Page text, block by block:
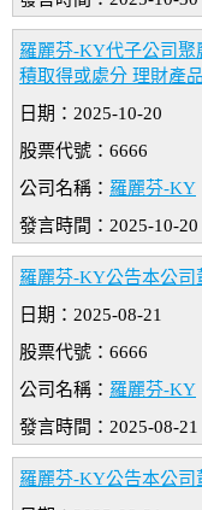
羅麗芬-KY代子公司聚
積取得或處分 理財產品
日期：2025-10-20
股票代號：6666
公司名稱： 羅麗芬-KY
發言時間：2025-10-20
羅麗芬-KY公告本公司
日期：2025-08-21
股票代號：6666
公司名稱： 羅麗芬-KY
發言時間：2025-08-21
羅麗芬-KY公告本公